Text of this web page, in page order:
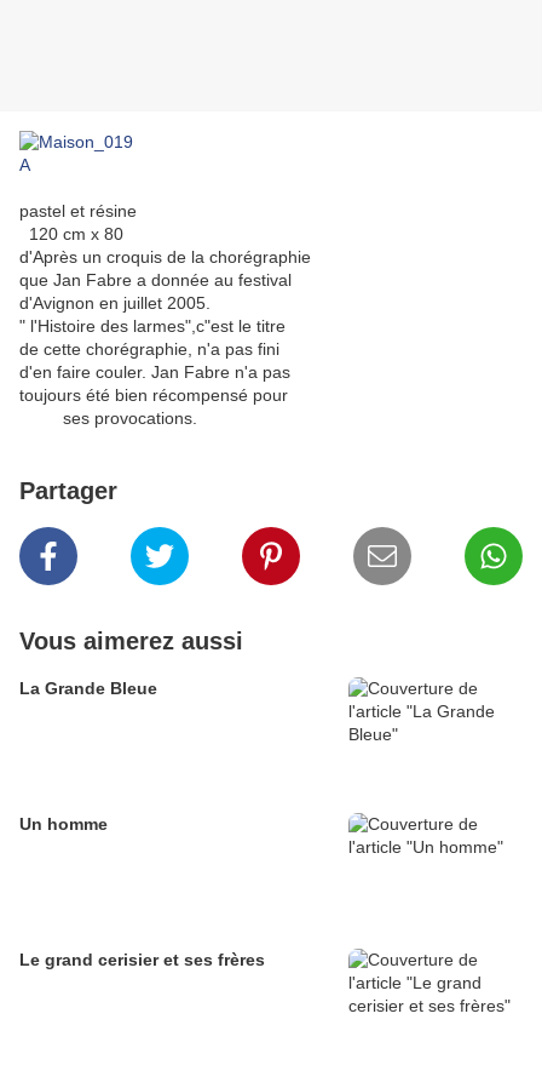
pastel et résine
120 cm x 80
d'Après un croquis de la chorégraphie
que Jan Fabre a donnée au festival
d'Avignon en juillet 2005.
" l'Histoire des larmes",c"est le titre
de cette chorégraphie, n'a pas fini
d'en faire couler. Jan Fabre n'a pas
toujours été bien récompensé pour
ses provocations.
Partager
Vous aimerez aussi
La Grande Bleue
Un homme
Le grand cerisier et ses frères